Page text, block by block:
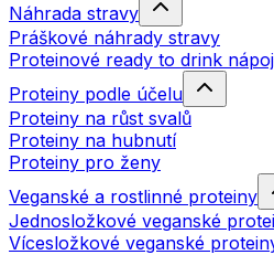
Náhrada stravy
Práškové náhrady stravy
Proteinové ready to drink
Proteiny podle účelu
Proteiny na růst svalů
Proteiny na hubnutí
Proteiny pro ženy
Veganské a rostlinné proteiny
Jednosložkové veganské
Vícesložkové veganské